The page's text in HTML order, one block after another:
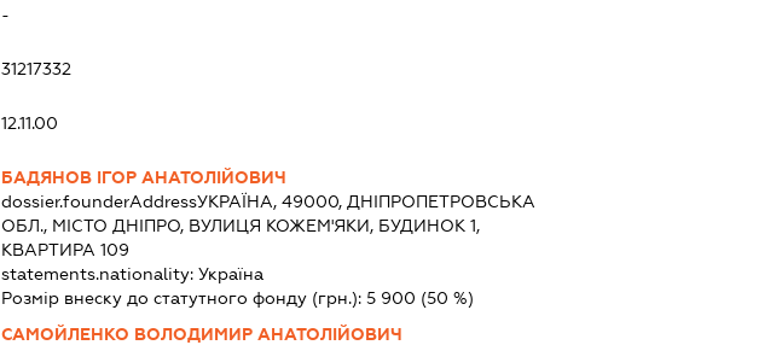
-
31217332
12.11.00
БАДЯНОВ ІГОР АНАТОЛІЙОВИЧ
dossier.founderAddressУКРАЇНА, 49000, ДНІПРОПЕТРОВСЬКА
ОБЛ., МІСТО ДНІПРО, ВУЛИЦЯ КОЖЕМ'ЯКИ, БУДИНОК 1,
КВАРТИРА 109
statements.nationality:Україна
Розмір внеску до статутного фонду (грн.):5 900 (50 %)
САМОЙЛЕНКО ВОЛОДИМИР АНАТОЛІЙОВИЧ